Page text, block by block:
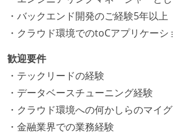
・バックエンド開発のご経験5年以上
・クラウド環境でのtoCアプリケー
歓迎要件
・テックリードの経験
・データベースチューニング経験
・クラウド環境への何かしらのマイ
・金融業界での業務経験